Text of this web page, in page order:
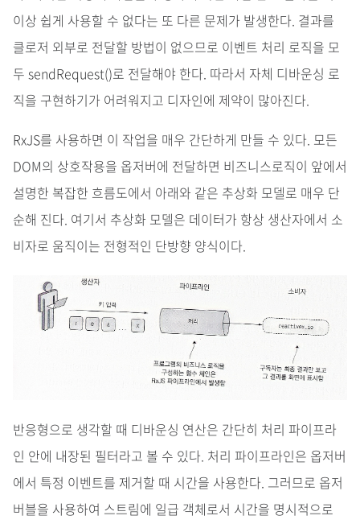
이상 쉽게 사용할 수 없다는 또 다른 문제가 발생한다. 결과를
클로저 외부로 전달할 방법이 없으므로 이벤트 처리 로직을 모
두 sendRequest()로 전달해야 한다. 따라서 자체 디바운싱 로
직을 구현하기가 어려워지고 디자인에 제약이 많아진다.
RxJS를 사용하면 이 작업을 매우 간단하게 만들 수 있다. 모든
DOM의 상호작용을 옵저버에 전달하면 비즈니스로직이 앞에서
설명한 복잡한 흐름도에서 아래와 같은 추상화 모델로 매우 단
순해 진다. 여기서 추상화 모델은 데이터가 항상 생산자에서 소
비자로 움직이는 전형적인 단방향 양식이다.
반응형으로 생각할 때 디바운싱 연산은 간단히 처리 파이프라
인 안에 내장된 필터라고 볼 수 있다. 처리 파이프라인은 옵저버
에서 특정 이벤트를 제거할 때 시간을 사용한다. 그러므로 옵저
버블을 사용하여 스트림에 일급 객체로서 시간을 명시적으로